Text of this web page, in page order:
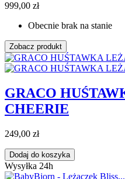
999,00 zł
Obecnie brak na stanie
Zobacz produkt
GRACO
CHEERIE
249,00 zł
Dodaj do koszyka
Wysyłka 24h